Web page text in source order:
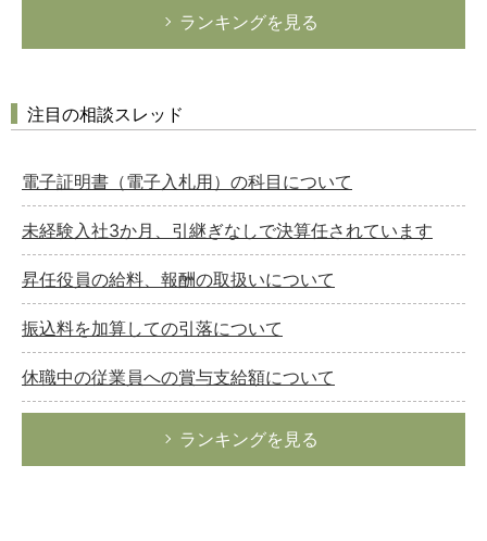
ランキングを見る
注目の相談スレッド
電子証明書（電子入札用）の科目について
未経験入社3か月、引継ぎなしで決算任されています
昇任役員の給料、報酬の取扱いについて
振込料を加算しての引落について
休職中の従業員への賞与支給額について
ランキングを見る